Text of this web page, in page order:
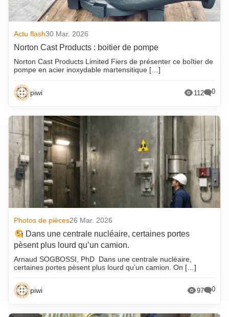
Actu flash30 Mar. 2026
Norton Cast Products : boitier de pompe
Norton Cast Products Limited Fiers de présenter ce boîtier de
pompe en acier inoxydable martensitique […]
piwi 112 0
Photos de pièces26 Mar. 2026
Dans une centrale nucléaire, certaines portes
pèsent plus lourd qu’un camion.
Arnaud SOGBOSSI, PhD Dans une centrale nucléaire,
certaines portes pèsent plus lourd qu’un camion. On […]
piwi 97 0